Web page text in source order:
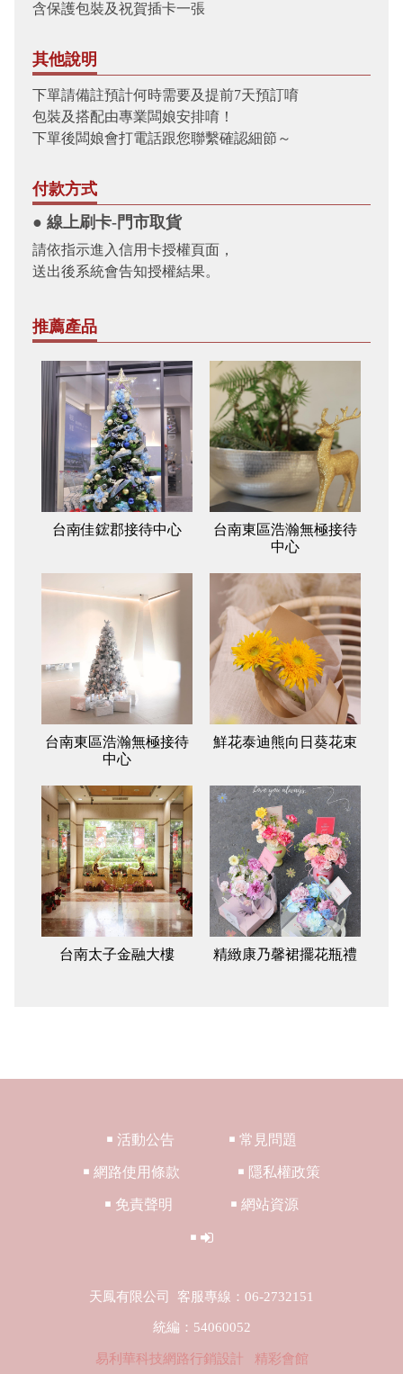
含保護包裝及祝賀插卡一張
其他說明
下單請備註預計何時需要及提前7天預訂唷
包裝及搭配由專業闆娘安排唷！
下單後闆娘會打電話跟您聯繫確認細節～
付款方式
● 線上刷卡-門市取貨
請依指示進入信用卡授權頁面，
送出後系統會告知授權結果。
推薦產品
台南佳鋐郡接待中心
台南東區浩瀚無極接待
中心
台南東區浩瀚無極接待
中心
鮮花泰迪熊向日葵花束
台南太子金融大樓 精緻康乃馨裙擺花瓶禮
￭ 活動公告 ￭ 常見問題
￭ 網路使用條款 ￭ 隱私權政策
￭ 免責聲明 ￭ 網站資源
￭
天鳳有限公司 客服專線：06-2732151
統編：54060052
易利華科技網路行銷設計 精彩會館